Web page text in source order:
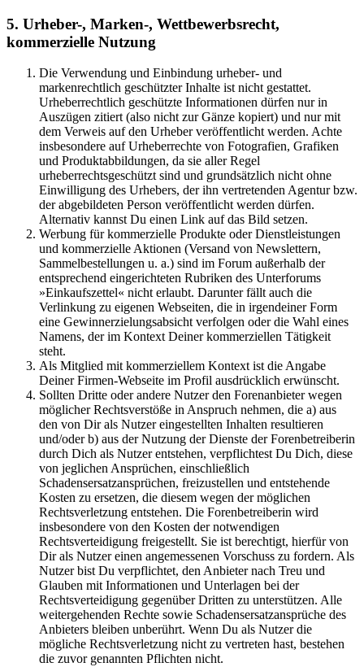
5. Urheber-, Marken-, Wettbewerbsrecht,
kommerzielle Nutzung
Die Verwendung und Einbindung urheber- und
markenrechtlich geschützter Inhalte ist nicht gestattet.
Urheberrechtlich geschützte Informationen dürfen nur in
Auszügen zitiert (also nicht zur Gänze kopiert) und nur mit
dem Verweis auf den Urheber veröffentlicht werden. Achte
insbesondere auf Urheberrechte von Fotografien, Grafiken
und Produktabbildungen, da sie aller Regel
urheberrechtsgeschützt sind und grundsätzlich nicht ohne
Einwilligung des Urhebers, der ihn vertretenden Agentur bzw.
der abgebildeten Person veröffentlicht werden dürfen.
Alternativ kannst Du einen Link auf das Bild setzen.
Werbung für kommerzielle Produkte oder Dienstleistungen
und kommerzielle Aktionen (Versand von Newslettern,
Sammelbestellungen u. a.) sind im Forum außerhalb der
entsprechend eingerichteten Rubriken des Unterforums
»Einkaufszettel« nicht erlaubt. Darunter fällt auch die
Verlinkung zu eigenen Webseiten, die in irgendeiner Form
eine Gewinnerzielungsabsicht verfolgen oder die Wahl eines
Namens, der im Kontext Deiner kommerziellen Tätigkeit
steht.
Als Mitglied mit kommerziellem Kontext ist die Angabe
Deiner Firmen-Webseite im Profil ausdrücklich erwünscht.
Sollten Dritte oder andere Nutzer den Forenanbieter wegen
möglicher Rechtsverstöße in Anspruch nehmen, die a) aus
den von Dir als Nutzer eingestellten Inhalten resultieren
und/oder b) aus der Nutzung der Dienste der Forenbetreiberin
durch Dich als Nutzer entstehen, verpflichtest Du Dich, diese
von jeglichen Ansprüchen, einschließlich
Schadensersatzansprüchen, freizustellen und entstehende
Kosten zu ersetzen, die diesem wegen der möglichen
Rechtsverletzung entstehen. Die Forenbetreiberin wird
insbesondere von den Kosten der notwendigen
Rechtsverteidigung freigestellt. Sie ist berechtigt, hierfür von
Dir als Nutzer einen angemessenen Vorschuss zu fordern. Als
Nutzer bist Du verpflichtet, den Anbieter nach Treu und
Glauben mit Informationen und Unterlagen bei der
Rechtsverteidigung gegenüber Dritten zu unterstützen. Alle
weitergehenden Rechte sowie Schadensersatzansprüche des
Anbieters bleiben unberührt. Wenn Du als Nutzer die
mögliche Rechtsverletzung nicht zu vertreten hast, bestehen
die zuvor genannten Pflichten nicht.